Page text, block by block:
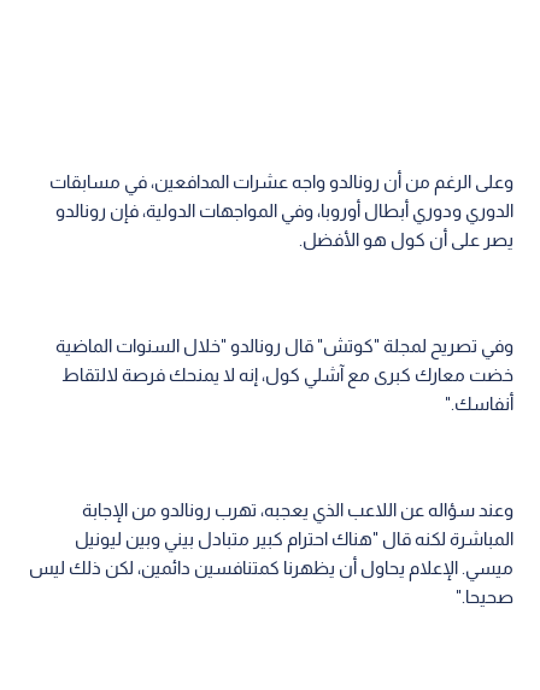
وعلى الرغم من أن رونالدو واجه عشرات المدافعين، في مسابقات
الدوري ودوري أبطال أوروبا، وفي المواجهات الدولية، فإن رونالدو
يصر على أن كول هو الأفضل.
وفي تصريح لمجلة "كوتش" قال رونالدو "خلال السنوات الماضية
خضت معارك كبرى مع آشلي كول، إنه لا يمنحك فرصة لالتقاط
أنفاسك."
وعند سؤاله عن اللاعب الذي يعجبه، تهرب رونالدو من الإجابة
المباشرة لكنه قال "هناك احترام كبير متبادل بيني وبين ليونيل
ميسي. الإعلام يحاول أن يظهرنا كمتنافسين دائمين، لكن ذلك ليس
صحيحا."